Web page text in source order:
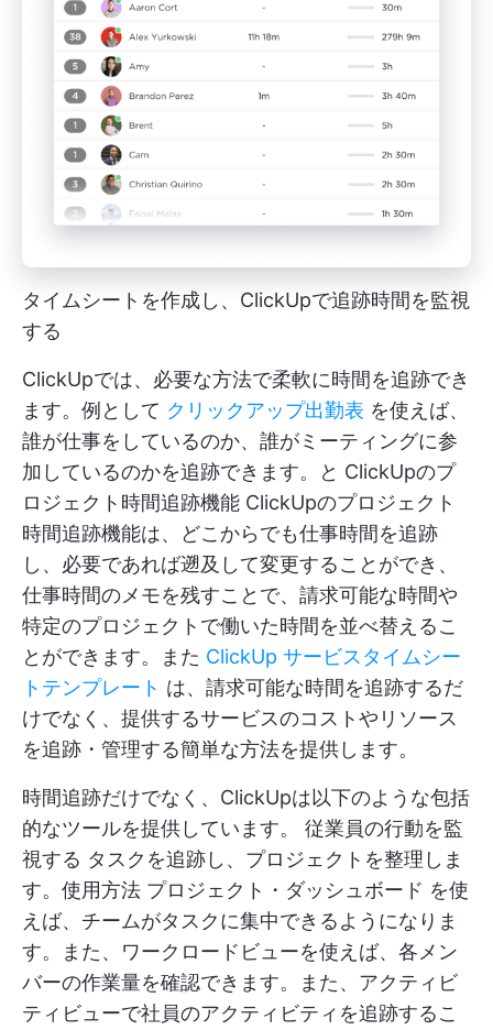
タイムシートを作成し、ClickUpで追跡時間を監視
する
ClickUpでは、必要な方法で柔軟に時間を追跡でき
ます。例として クリックアップ出勤表 を使えば、
誰が仕事をしているのか、誰がミーティングに参
加しているのかを追跡できます。と ClickUpのプ
ロジェクト時間追跡機能 ClickUpのプロジェクト
時間追跡機能は、どこからでも仕事時間を追跡
し、必要であれば遡及して変更することができ、
仕事時間のメモを残すことで、請求可能な時間や
特定のプロジェクトで働いた時間を並べ替えるこ
とができます。また ClickUp サービスタイムシー
トテンプレート は、請求可能な時間を追跡するだ
けでなく、提供するサービスのコストやリソース
を追跡・管理する簡単な方法を提供します。
時間追跡だけでなく、ClickUpは以下のような包括
的なツールを提供しています。 従業員の行動を監
視する タスクを追跡し、プロジェクトを整理しま
す。使用方法 プロジェクト・ダッシュボード を使
えば、チームがタスクに集中できるようになりま
す。また、ワークロードビューを使えば、各メン
バーの作業量を確認できます。また、アクティビ
ティビューで社員のアクティビティを追跡するこ